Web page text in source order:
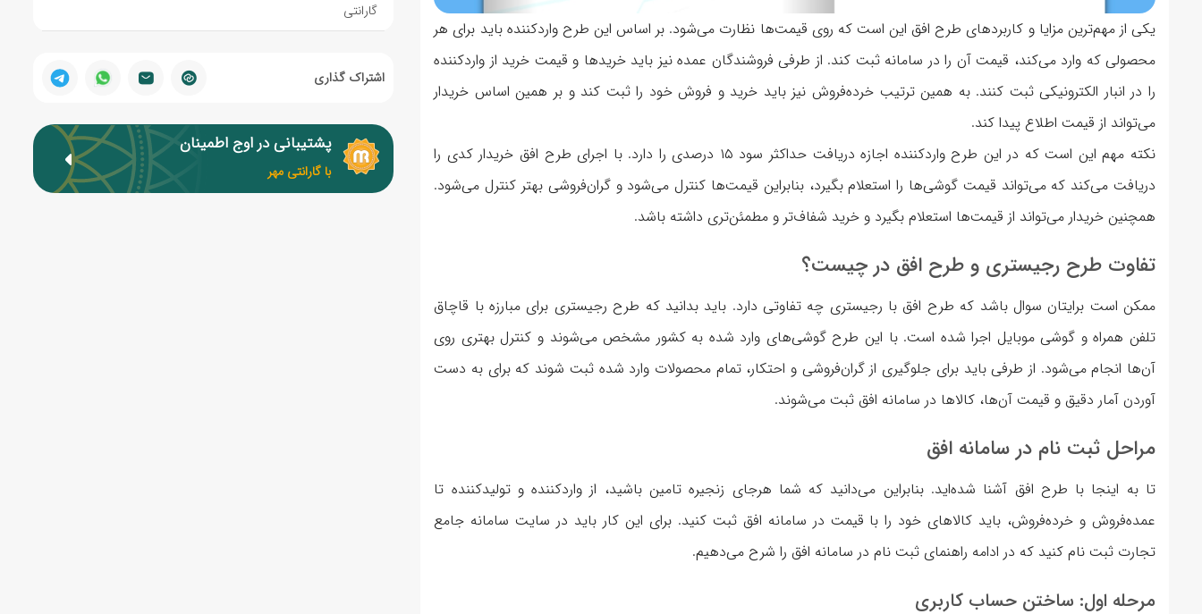
یکی از مهم‌ترین مزایا و کاربردهای طرح افق این است که روی قیمت‌ها نظارت می‌شود. بر اساس این طرح واردکننده باید برای هر
محصولی که وارد می‌کند، قیمت آن را در سامانه ثبت کند. از طرفی فروشندگان عمده نیز باید خریدها و قیمت خرید از واردکننده
را در انبار الکترونیکی ثبت کنند. به همین ترتیب خرده‌فروش نیز باید خرید و فروش خود را ثبت کند و بر همین اساس خریدار
می‌تواند از قیمت اطلاع پیدا کند.
نکته مهم این است که در این طرح واردکننده اجازه دریافت حداکثر سود ۱۵ درصدی را دارد. با اجرای طرح افق خریدار کدی را
دریافت می‌کند که می‌تواند قیمت گوشی‌ها را استعلام بگیرد، بنابراین قیمت‌ها کنترل می‌شود و گران‌فروشی بهتر کنترل می‌شود.
همچنین خریدار می‌تواند از قیمت‌ها استعلام بگیرد و خرید شفاف‌تر و مطمئن‌تری داشته باشد.
تفاوت طرح رجیستری و طرح افق در چیست؟
ممکن است برایتان سوال باشد که طرح افق با رجیستری چه تفاوتی دارد. باید بدانید که طرح رجیستری برای مبارزه با قاچاق
تلفن همراه و گوشی موبایل اجرا شده است. با این طرح گوشی‌های وارد شده به کشور مشخص می‌شوند و کنترل بهتری روی
آن‌ها انجام می‌شود. از طرفی باید برای جلوگیری از گران‌فروشی و احتکار، تمام محصولات وارد شده ثبت شوند که برای به دست
آوردن آمار دقیق و قیمت آن‌ها، کالاها در سامانه افق ثبت می‌شوند.
مراحل ثبت نام در سامانه افق
تا به اینجا با طرح افق آشنا شده‌اید. بنابراین می‌دانید که شما هرجای زنجیره تامین باشید، از واردکننده و تولیدکننده تا
عمده‌فروش و خرده‌فروش، باید کالاهای خود را با قیمت در سامانه افق ثبت کنید. برای این کار باید در سایت سامانه جامع
تجارت ثبت نام کنید که در ادامه راهنمای ثبت نام در سامانه افق را شرح می‌دهیم.
مرحله اول: ساختن حساب کاربری
گارانتی
اشتراک گذاری
پشتیبانی در اوج اطمینان
با گارانتی مهر